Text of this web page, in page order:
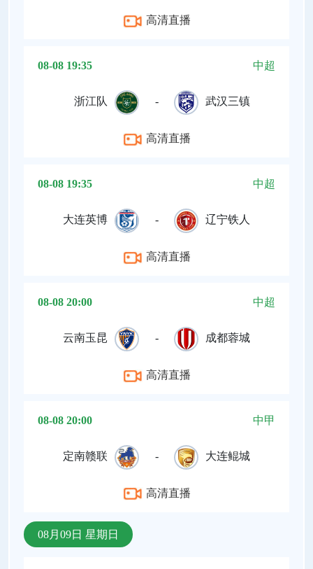
高清直播
08-08 19:35 中超
浙江队 - 武汉三镇
高清直播
08-08 19:35 中超
大连英博 - 辽宁铁人
高清直播
08-08 20:00 中超
云南玉昆 - 成都蓉城
高清直播
08-08 20:00 中甲
定南赣联 - 大连鲲城
高清直播
08月09日 星期日